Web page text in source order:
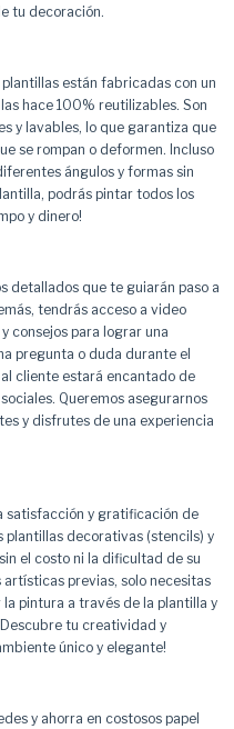
tu decoración.
plantillas están fabricadas con un
hace 100% reutilizables. Son
y lavables, lo que garantiza que
se rompan o deformen. Incluso
ángulos y formas sin
podrás pintar todos los
y dinero!
detallados que te guiarán paso a
tendrás acceso a video
consejos para lograr una
pregunta o duda durante el
cliente estará encantado de
Queremos asegurarnos
y disfrutes de una experiencia
satisfacción y gratificación de
plantillas decorativas (stencils) y
el costo ni la dificultad de su
previas, solo necesitas
pintura a través de la plantilla y
tu creatividad y
único y elegante!
y ahorra en costosos papel